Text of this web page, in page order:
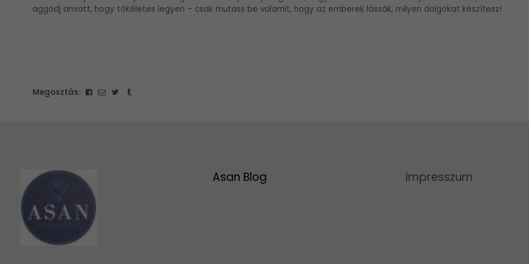
aggódj amiatt, hogy tökéletes legyen – csak mutass be valamit, hogy az emberek lássák, milyen dolgokat készítesz!
Megosztás:
Asan Blog Impresszum